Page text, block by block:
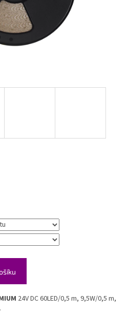
24V DC 60LED/0,5 m, 9,5W/0,5 m,